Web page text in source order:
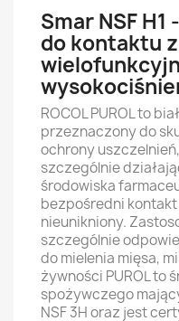
Smar NSF
do kontaktu
ROCOL PUROL to
przeznaczony do
ochrony
szczególnie
środowiska
bezpośredni
nieunikniony.
szczególnie
do mielenia mięsa,
żywności PUROL to
spożywczego
NSF 3H oraz jest